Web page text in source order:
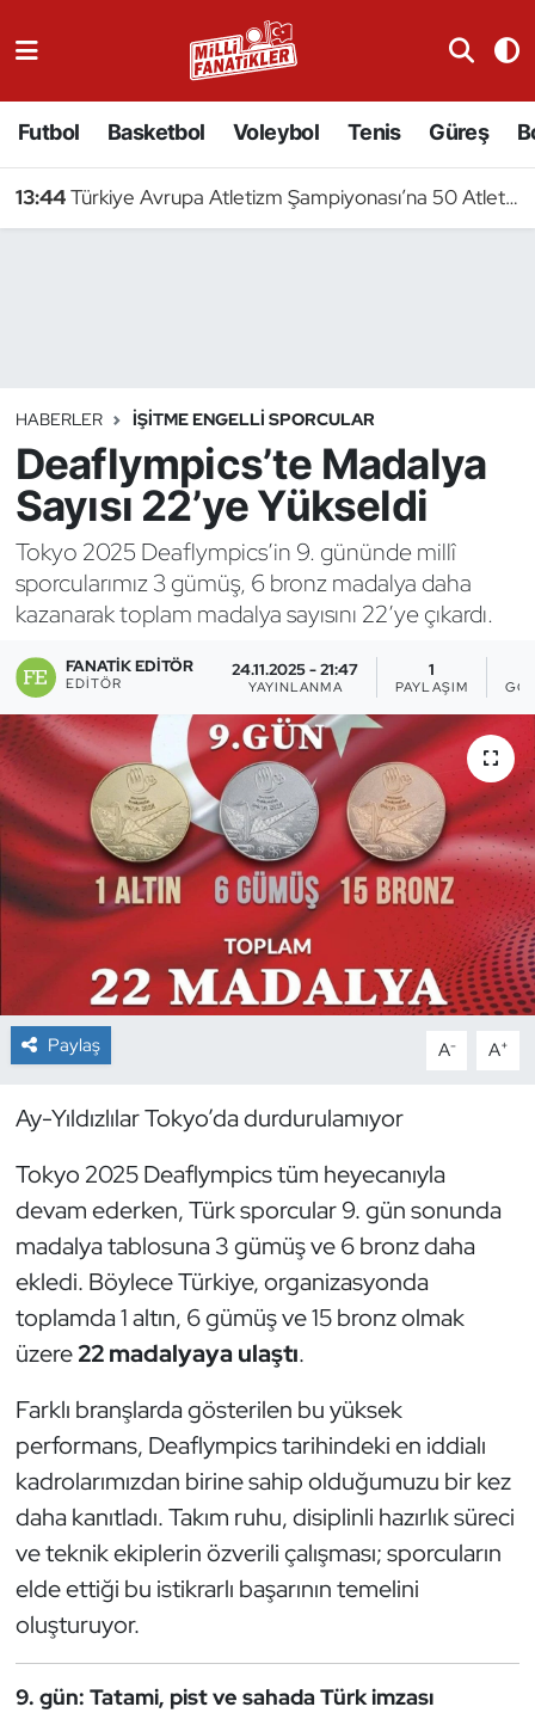
Futbol Basketbol Voleybol Tenis Güreş
13:44Türkiye Avrupa Atletizm Şampiyonası’na 50 Atletle Gidiyor
HABERLER İŞITME ENGELLI SPORCULAR
Deaflympics’te Madalya
Sayısı 22’ye Yükseldi
Tokyo 2025 Deaflympics’in 9. gününde millî
sporcularımız 3 gümüş, 6 bronz madalya daha
kazanarak toplam madalya sayısını 22’ye çıkardı.
FANATIK EDITÖR
EDITÖR
24.11.2025 - 21:47
YAYINLANMA
1
PAYLAŞIM
Paylaş A- A+
Ay-Yıldızlılar Tokyo’da durdurulamıyor
Tokyo 2025 Deaflympics tüm heyecanıyla
devam ederken, Türk sporcular 9. gün sonunda
madalya tablosuna 3 gümüş ve 6 bronz daha
ekledi. Böylece Türkiye, organizasyonda
toplamda 1 altın, 6 gümüş ve 15 bronz olmak
üzere22 madalyaya ulaştı.
Farklı branşlarda gösterilen bu yüksek
performans, Deaflympics tarihindeki en iddialı
kadrolarımızdan birine sahip olduğumuzu bir kez
daha kanıtladı. Takım ruhu, disiplinli hazırlık süreci
ve teknik ekiplerin özverili çalışması; sporcuların
elde ettiği bu istikrarlı başarının temelini
oluşturuyor.
9. gün: Tatami, pist ve sahada Türk imzası
Badminton
Binicilik
Bisiklet
Bocce Bowling Dart
Buz Hokeyi
Buz Pateni
Çim Hokeyi
Cimnastik
Curling
Dağcılık
Dans Sporları
Dövüş Sanatı
E-Spor
Eskrim
Futbol
Futsal
Genel
Golf
Güreş